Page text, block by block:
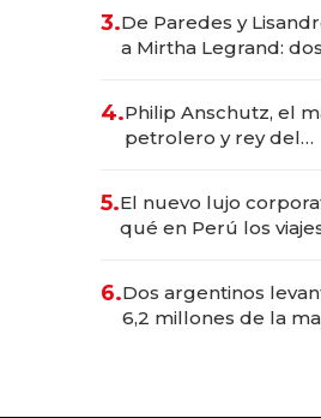
las marcas "fast
3.De Paredes y
a Mirtha Legrand:
4.Philip Anschutz, el
petrolero y rey del
Fénix
5.El nuevo lujo
qué en Perú los
para convertirse en
transformadoras
6.Dos argentinos
6,2 millones de la